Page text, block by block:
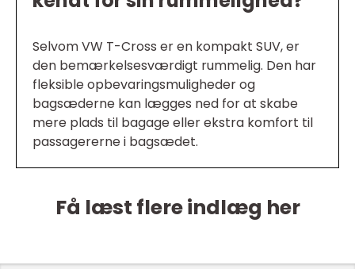
Selvom VW T-Cross er en kompakt SUV, er
den bemærkelsesværdigt rummelig. Den har
fleksible opbevaringsmuligheder og
bagsæderne kan lægges ned for at skabe
mere plads til bagage eller ekstra komfort til
passagererne i bagsædet.
Få læst flere indlæg her